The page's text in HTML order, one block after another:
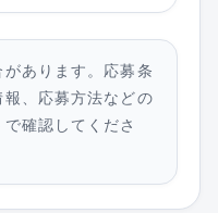
あります。応募条
、応募方法などの
確認してくださ